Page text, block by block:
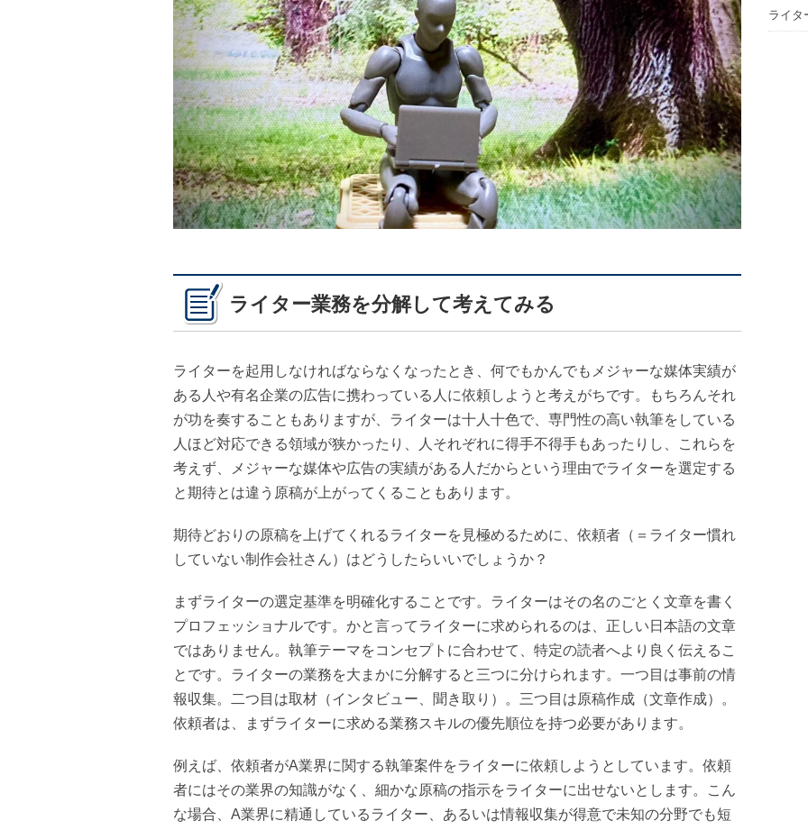
ライター業務を分解して考えてみる
ライターを起用しなければならなくなったとき、何でもかんでもメジャーな媒体実績が
ある人や有名企業の広告に携わっている人に依頼しようと考えがちです。もちろんそれ
が功を奏することもありますが、ライターは十人十色で、専門性の高い執筆をしている
人ほど対応できる領域が狭かったり、人それぞれに得手不得手もあったりし、これらを
考えず、メジャーな媒体や広告の実績がある人だからという理由でライターを選定する
と期待とは違う原稿が上がってくることもあります。
期待どおりの原稿を上げてくれるライターを見極めるために、依頼者（＝ライター慣れ
していない制作会社さん）はどうしたらいいでしょうか？
まずライターの選定基準を明確化することです。ライターはその名のごとく文章を書く
プロフェッショナルです。かと言ってライターに求められるのは、正しい日本語の文章
ではありません。執筆テーマをコンセプトに合わせて、特定の読者へより良く伝えるこ
とです。ライターの業務を大まかに分解すると三つに分けられます。一つ目は事前の情
報収集。二つ目は取材（インタビュー、聞き取り）。三つ目は原稿作成（文章作成）。
依頼者は、まずライターに求める業務スキルの優先順位を持つ必要があります。
例えば、依頼者がA業界に関する執筆案件をライターに依頼しようとしています。依頼
者にはその業界の知識がなく、細かな原稿の指示をライターに出せないとします。こん
な場合、A業界に精通しているライター、あるいは情報収集が得意で未知の分野でも短
ライタ